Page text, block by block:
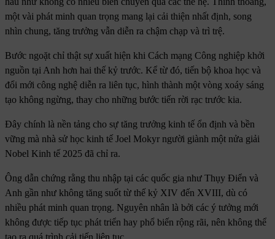
một vài phát minh quan trọng mang lại cải thiện nhất định, song
nhìn chung, tăng trưởng vẫn diễn ra chậm chạp và trì trệ.
Bước ngoặt chỉ thật sự xuất hiện khi Cách mạng Công nghiệp khởi
nguồn tại Anh hơn hai thế kỷ trước. Kể từ đó, tiến bộ khoa học và
đổi mới công nghệ diễn ra liên tục, hình thành một vòng xoáy sáng
tạo không ngừng, thay cho những bước tiến rời rạc trước kia.
Đây chính là nền tảng cho sự tăng trưởng kinh tế ổn định và bền
vững mà nhà sử học kinh tế Joel Mokyr người giành một nửa giải
Nobel Kinh tế 2025 đã chỉ ra.
Ông dẫn chứng rằng thu nhập tại các quốc gia như Thụy Điển và
Anh gần như không tăng suốt từ thế kỷ XIV đến XVIII, dù có
nhiều phát minh quan trọng. Nguyên nhân là bởi các ý tưởng mới
không được tiếp tục phát triển hay phổ biến rộng rãi, nên không thể